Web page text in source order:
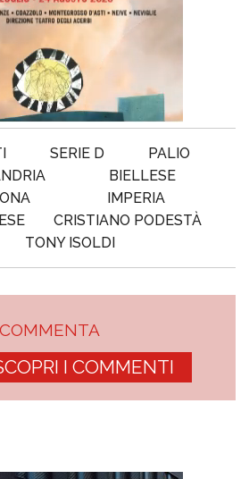
SERIE D
PALIO
BIELLESE
IMPERIA
CRISTIANO PODESTÀ
TONY ISOLDI
COMMENTA
I COMMENTI